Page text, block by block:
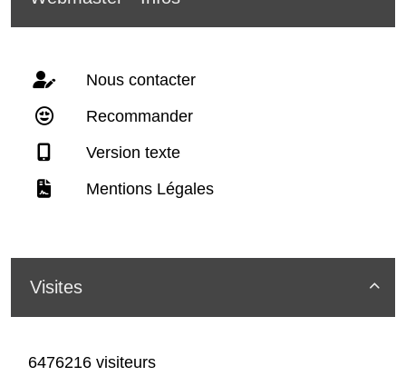
Nous contacter
Recommander
Version texte
Mentions Légales

Visites
6476216 visiteurs